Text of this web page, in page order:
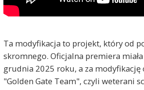
Ta modyfikacja to projekt, który od
skromnego. Oficjalna premiera
grudnia 2025 roku, a za modyfikację
"Golden Gate Team", czyli weterani